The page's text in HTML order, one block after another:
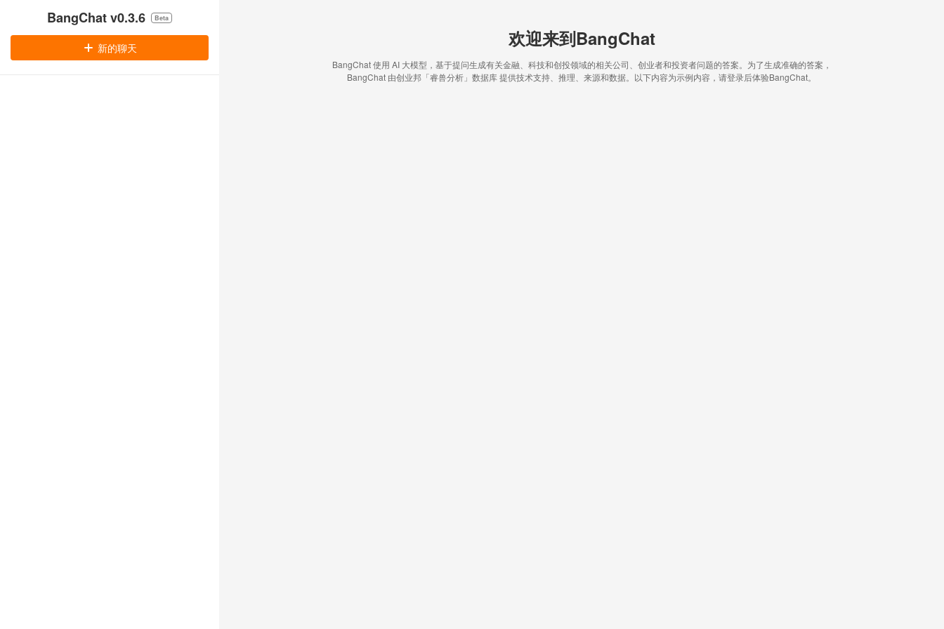
BangChat v0.3.6 Beta
新的聊天 欢迎来到BangChat
BangChat 使用 AI 大模型，基于提问生成有关金融、科技和创投领域的相关公司、创业者和投资者问题的答案。为了生成准确的答案，
BangChat 由创业邦「睿兽分析」数据库 提供技术支持、推理、来源和数据。以下内容为示例内容，请登录后体验BangChat。